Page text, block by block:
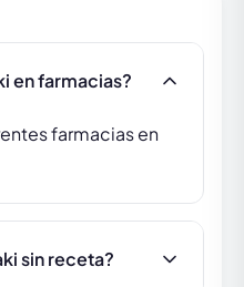
en farmacias?
farmacias en
sin receta?